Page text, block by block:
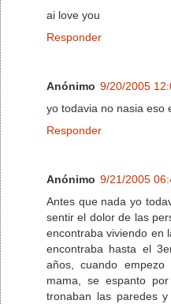
ai love you
Responder
Anónimo 9/20/2005
yo todavia no nasia eso
Responder
Anónimo 9/21/2005
Antes que nada yo
sentir el dolor de las
encontraba viviendo en
encontraba hasta el
años, cuando
mama, se espanto
tronaban las paredes